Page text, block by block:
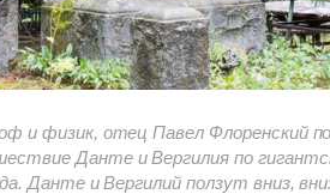
и физик, отец Павел Флоренский
Данте и Вергилия по
Данте и Вергилий ползут вниз,